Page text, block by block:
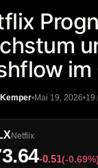
im
Mai 19, 2026
Netflix
-0.51(-0.69%)